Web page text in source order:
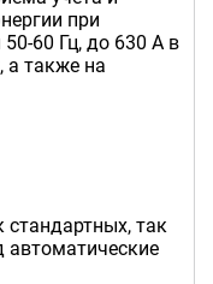
при
60 Гц, до 630 А в
а также на
так
автоматические